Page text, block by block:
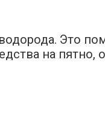
Это
на пятно,